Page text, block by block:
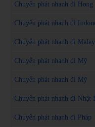
Chuyển phát nhanh đi Hong
Chuyển phát nhanh đi
Chuyển phát nhanh đi
Chuyển phát nhanh đi Mỹ
Chuyển phát nhanh đi Mỹ
Chuyển phát nhanh đi Nhật
Chuyển phát nhanh đi Pháp